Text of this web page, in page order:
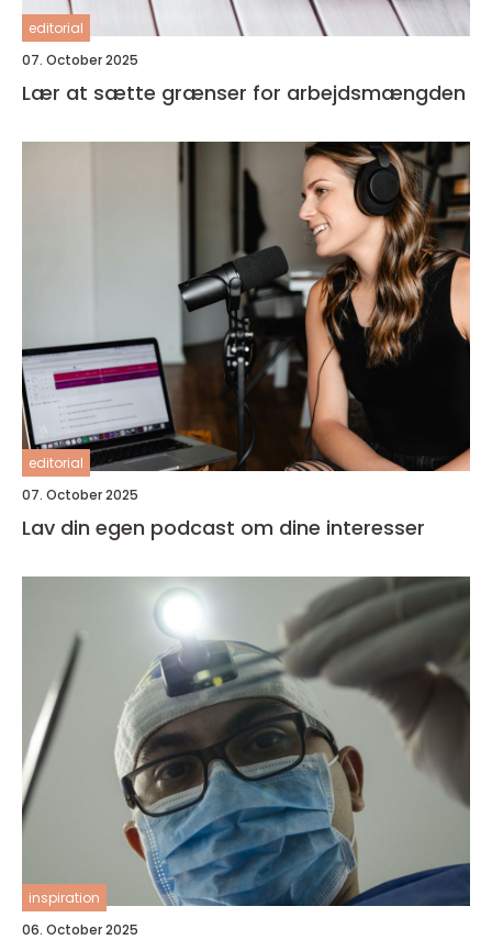
editorial
07. October 2025
Lær at sætte grænser for arbejdsmængden
editorial
07. October 2025
Lav din egen podcast om dine interesser
inspiration
06. October 2025